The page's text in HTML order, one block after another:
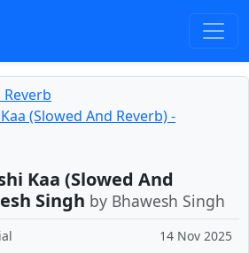
(Slowed And Reverb) -
Kaa (Slowed And
Singh by Bhawesh Singh
14 Nov 2025